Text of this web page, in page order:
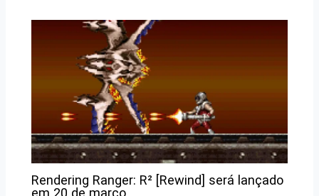
Rendering Ranger: R² [Rewind] será lançado
em 20 de março